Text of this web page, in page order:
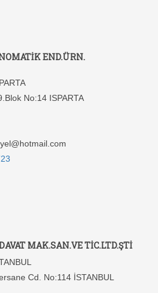
END.ÜRN.
No:14 ISPARTA
MAK.SAN.VE TİC.LTD.ŞTİ
Cd. No:114 İSTANBUL